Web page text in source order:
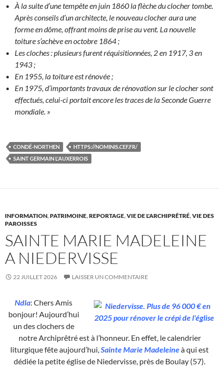
À la suite d’une tempête en juin 1860 la flèche du clocher tombe.
Après conseils d’un architecte, le nouveau clocher aura une
forme en dôme, offrant moins de prise au vent. La nouvelle
toiture s’achève en octobre 1864 ;
Les cloches : plusieurs furent réquisitionnées, 2 en 1917, 3 en
1943 ;
En 1955, la toiture est rénovée ;
En 1975, d’importants travaux de rénovation sur le clocher sont
effectués, celui-ci portait encore les traces de la Seconde Guerre
mondiale. »
CONDÉ-NORTHEN
HTTPS://NOMINIS.CEF.FR/
SAINT GERMAIN L'AUXERROIS
INFORMATION,PATRIMOINE,REPORTAGE,VIE DE L'ARCHIPRÊTRÉ,VIE DES
PAROISSES
SAINTE MARIE MADELEINE
A NIEDERVISSE
22 JUILLET 2026 LAISSER UN COMMENTAIRE
Ndla: Chers Amis
bonjour! Aujourd’hui
un des clochers de
notre Archiprêtré est à l’honneur. En effet, le calendrier
liturgique fête aujourd’hui,Sainte Marie Madeleineà qui est
dédiée la petite église de Niedervisse, près de Boulay (57).